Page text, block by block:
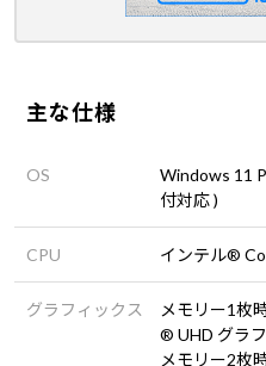
主な仕様
OS
Windows 11
付対応 )
CPU インテル®
グラフィックス
メモリー1枚
® UHD グラ
メモリー2枚